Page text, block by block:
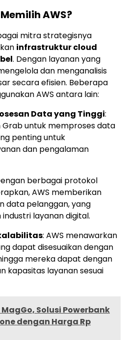
AWS?
mitra strategisnya
infrastruktur cloud
. Dengan layanan yang
dan menganalisis
secara efisien. Beberapa
AWS antara lain:
Data yang Tinggi:
Grab untuk memproses data
penting untuk
dan pengalaman
berbagai protokol
AWS memberikan
data pelanggan, yang
layanan digital.
: AWS menawarkan
dapat disesuaikan dengan
mereka dapat dengan
kapasitas layanan sesuai
Solusi Powerbank
dengan Harga Rp